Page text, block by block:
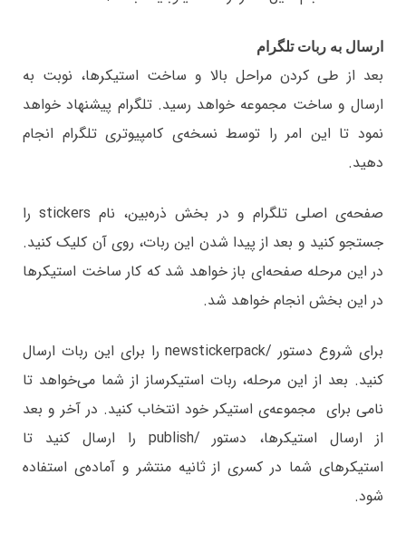
ارسال به ربات تلگرام
بعد از طی کردن مراحل بالا و ساخت استیکرها، نوبت به
ارسال و ساخت مجموعه‌ خواهد رسید. تلگرام پیشنهاد خواهد
نمود تا این امر را توسط نسخه‌ی کامپیوتری تلگرام انجام
دهید.
صفحه‌ی اصلی تلگرام و در بخش ذره‌بین، نام stickers را
جستجو کنید و بعد از پیدا شدن این ربات، روی آن کلیک کنید.
در این مرحله صفحه‌ای باز خواهد شد که کار ساخت استیکرها
در این بخش انجام خواهد شد.
برای شروع دستور /newstickerpack را برای این ربات ارسال
کنید. بعد از این مرحله، ربات استیکرساز از شما می‌خواهد تا
نامی برای مجموعه‌ی استیکر خود انتخاب کنید. در آخر و بعد
از ارسال استیکرها، دستور /publish را ارسال کنید تا
استیکرهای شما در کسری از ثانیه منتشر و آماده‌ی استفاده
شود.